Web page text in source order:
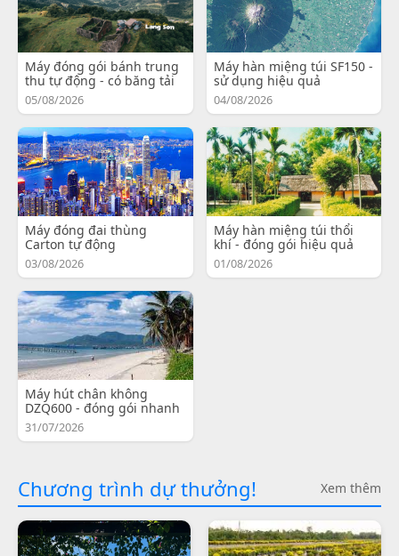
Máy đóng gói bánh trung
thu tự động - có băng tải
05/08/2026
Máy hàn miệng túi SF150 -
sử dụng hiệu quả
04/08/2026
Máy đóng đai thùng
Carton tự động
03/08/2026
Máy hàn miệng túi thổi
khí - đóng gói hiệu quả
01/08/2026
Máy hút chân không
DZQ600 - đóng gói nhanh
31/07/2026
Chương trình dự thưởng! Xem thêm